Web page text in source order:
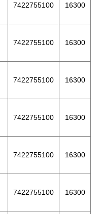
7422755100 16300
7422755100 16300
7422755100 16300
7422755100 16300
7422755100 16300
7422755100 16300